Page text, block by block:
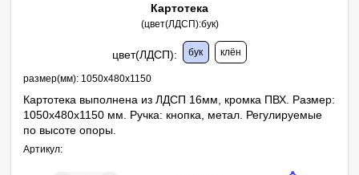
Картотека
(цвет(ЛДСП):бук)
цвет(ЛДСП): бук клён
размер(мм): 1050х480х1150
Картотека выполнена из ЛДСП 16мм, кромка ПВХ. Размер:
1050х480х1150 мм. Ручка: кнопка, метал. Регулируемые
по высоте опоры.
Артикул: